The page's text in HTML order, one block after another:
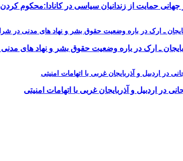
جهانی حمایت از زندانیان سیاسی در کانادا:محکوم
ـ ارک در باره وضعیت حقوق بشر و نهاد های
در اردبیل و آذربایجان غربی با اتهامات امنیتی